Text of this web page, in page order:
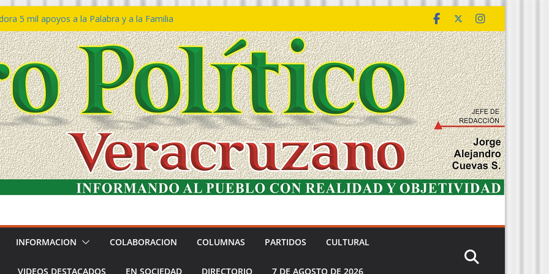
5 mil apoyos a la Palabra y a la Familia
Declaraciones de Procedencia en contra
𝙂𝙤𝙗𝙞𝙚𝙧𝙣𝙤 𝙙𝙚𝙡 𝙀𝙨𝙩𝙖𝙙𝙤 𝙖 𝙙𝙞𝙨𝙛𝙧𝙪𝙩𝙖𝙧
𝙙𝙚𝙡 𝙈𝙖𝙧 𝙚𝙣 𝘾𝙤𝙖𝙩𝙯𝙖𝙘𝙤𝙖𝙡𝙘𝙤𝙨
de policías con vocación de servicio y
SSP
Bravo rechaza acusaciones y asegura que
solicitud de desafuero
INFORMACION COLABORACION COLUMNAS PARTIDOS CULTURAL
VIDEOS DESTACADOS EN SOCIEDAD DIRECTORIO 7 DE AGOSTO DE 2026